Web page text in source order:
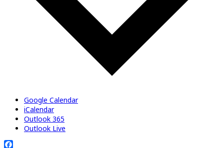
Google Calendar
iCalendar
Outlook 365
Outlook Live